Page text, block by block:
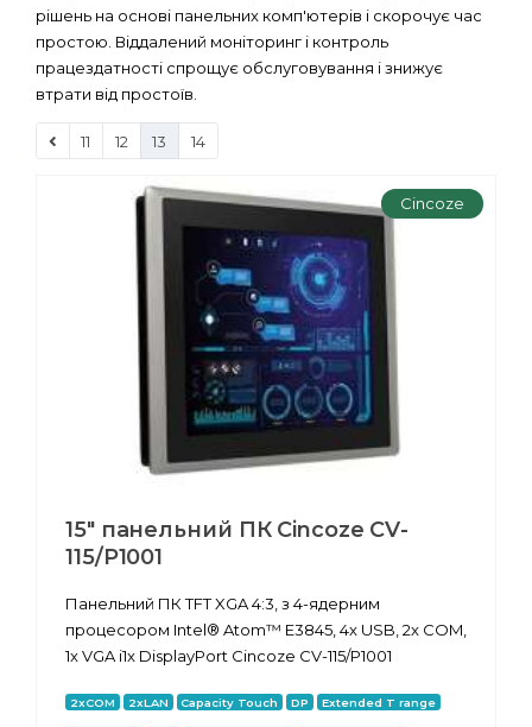
рішень на основі панельних комп'ютерів і скорочує час
простою. Віддалений моніторинг і контроль
працездатності спрощує обслуговування і знижує
втрати від простоїв.
11 12 13 14
Cincoze
15" панельний ПК Cincoze CV-
115/P1001
Панельний ПК TFT XGA 4:3, з 4-ядерним
процесором Intel® Atom™ E3845, 4x USB, 2x COM,
1x VGA і1x DisplayPort Cincoze CV-115/P1001
2xCOM 2xLAN Capacity Touch DP Extended T range